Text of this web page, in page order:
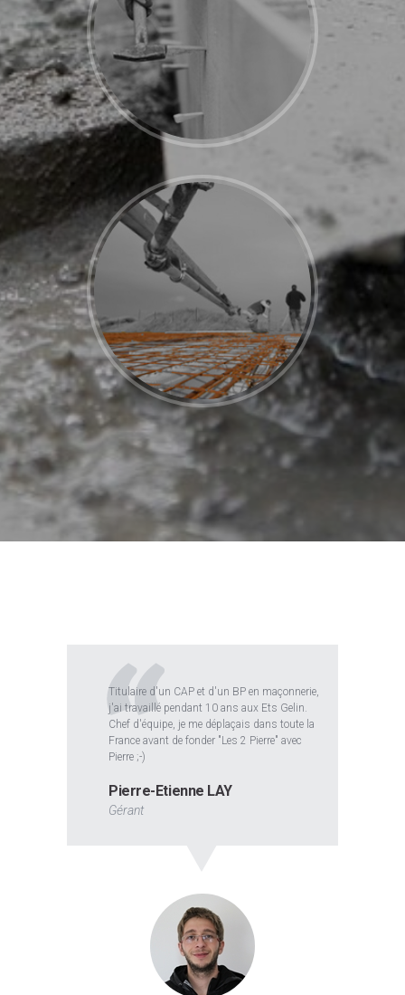
Titulaire d'un CAP et d'un BP en maçonnerie,
j'ai travaillé pendant 10 ans aux Ets Gelin.
Chef d'équipe, je me déplaçais dans toute la
France avant de fonder "Les 2 Pierre" avec
Pierre ;-)
Pierre-Etienne LAY
Gérant